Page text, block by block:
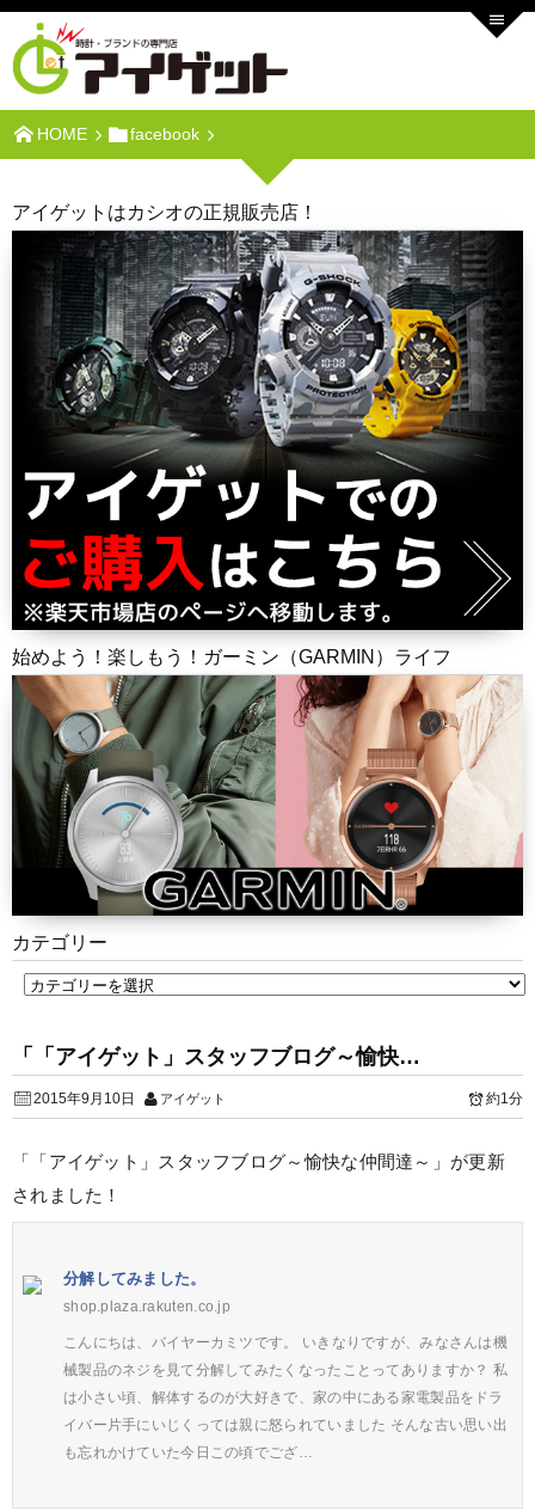
HOME facebook
アイゲットはカシオの正規販売店！
始めよう！楽しもう！ガーミン（GARMIN）ライフ
カテゴリー
「「アイゲット」スタッフブログ～愉快…
2015年9月10日 アイゲット 約1分
「「アイゲット」スタッフブログ～愉快な仲間達～」が更新
されました！
分解してみました。
shop.plaza.rakuten.co.jp
こんにちは、バイヤーカミツです。 いきなりですが、みなさんは機
械製品のネジを見て分解してみたくなったことってありますか？ 私
は小さい頃、解体するのが大好きで、家の中にある家電製品をドラ
イバー片手にいじくっては親に怒られていました そんな古い思い出
も忘れかけていた今日この頃でござ…